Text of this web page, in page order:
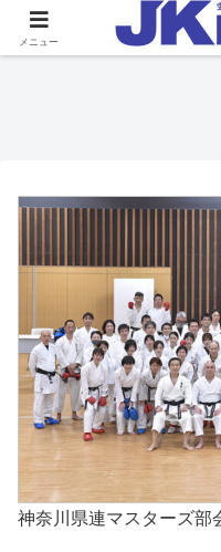
神奈川県連マスターズ部
メニュー